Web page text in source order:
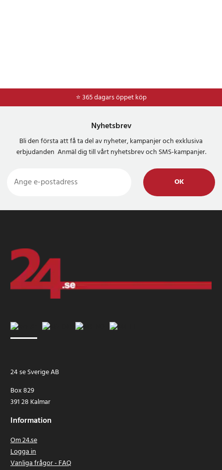
⭐ 365 dagars öppet köp
⭐Frakt 49kr *
Nyhetsbrev
Bli den första att få ta del av nyheter, kampanjer och exklusiva
erbjudanden Anmäl dig till vårt nyhetsbrev och SMS-kampanjer.
OK
24 se Sverige AB
Box 829
391 28 Kalmar
Information
Om 24.se
Logga in
Vanliga frågor - FAQ